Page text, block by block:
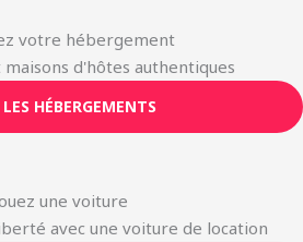
votre hébergement
d'hôtes authentiques
HÉBERGEMENTS
une voiture
avec une voiture de location